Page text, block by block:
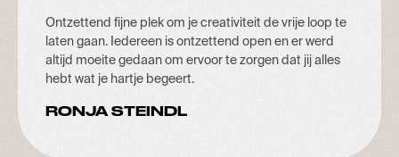
Ontzettend fijne plek om je creativiteit de vrije loop te
laten gaan. Iedereen is ontzettend open en er werd
altijd moeite gedaan om ervoor te zorgen dat jij alles
hebt wat je hartje begeert.
RONJA STEINDL